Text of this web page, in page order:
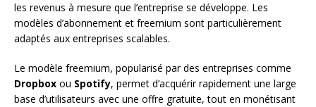
les revenus à mesure que l’entreprise se développe. Les
modèles d’abonnement et freemium sont particulièrement
adaptés aux entreprises scalables.
Le modèle freemium, popularisé par des entreprises comme
Dropbox ou Spotify, permet d’acquérir rapidement une large
base d’utilisateurs avec une offre gratuite, tout en monétisant